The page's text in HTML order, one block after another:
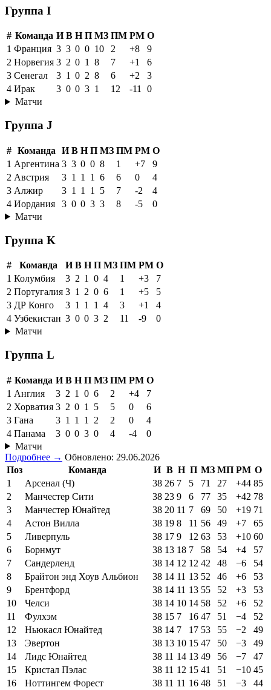
Группа I
# Команда И В Н П МЗ ПМ РМ О
1 Франция 3 3 0 0 10 2 +8
9
2 Норвегия 3 2 0 1 8 7 +1
6
3 Сенегал 3 1 0 2 8 6 +2
3
4 Ирак 3 0 0 3 1 12 -11 0
Матчи
Группа J
# Команда И В Н П МЗ ПМ РМ О
1 Аргентина 3 3 0 0 8 1 +7
9
2 Австрия 3 1 1 1 6 6 0
4
3 Алжир 3 1 1 1 5 7 -2
4
4 Иордания 3 0 0 3 3 8 -5
0
Матчи
Группа K
# Команда И В Н П МЗ ПМ РМ О
1 Колумбия 3 2 1 0 4 1 +3
7
2 Португалия 3 1 2 0 6 1 +5
5
3 ДР Конго 3 1 1 1 4 3 +1
4
4 Узбекистан 3 0 0 3 2 11 -9
0
Матчи
Группа L
# Команда И В Н П МЗ ПМ РМ О
1 Англия 3 2 1 0 6 2 +4
7
2 Хорватия 3 2 0 1 5 5 0
6
3 Гана 3 1 1 1 2 2 0
4
4 Панама 3 0 0 3 0 4 -4
0
Матчи
Подробнее → Обновлено: 29.06.2026
Поз
Команда И В Н П МЗ МП РМ О
1
Арсенал (Ч) 38 26 7 5 71 27 +44 85
2
Манчестер Сити 38 23 9 6 77 35 +42 78
3
Манчестер Юнайтед 38 20 11 7 69 50 +19 71
4
Астон Вилла 38 19 8 11 56 49 +7
65
5
Ливерпуль 38 17 9 12 63 53 +10 60
6
Борнмут 38 13 18 7 58 54 +4
57
7
Сандерленд 38 14 12 12 42 48 −6
54
8
Брайтон энд Хоув Альбион 38 14 11 13 52 46 +6
53
9
Брентфорд 38 14 11 13 55 52 +3
53
10
Челси 38 14 10 14 58 52 +6
52
11
Фулхэм 38 15 7 16 47 51 −4
52
12
Ньюкасл Юнайтед 38 14 7 17 53 55 −2
49
13
Эвертон 38 13 10 15 47 50 −3
49
14
Лидс Юнайтед 38 11 14 13 49 56 −7
47
15
Кристал Пэлас 38 11 12 15 41 51 −10 45
16
Ноттингем Форест 38 11 11 16 48 51 −3
44